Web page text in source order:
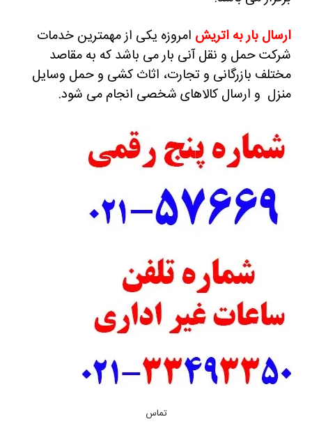
ارسال بار به اتریش امروزه یکی از مهمترین خدمات
شرکت حمل و نقل آنی بار می باشد که به مقاصد
مختلف بازرگانی و تجارت، اثاث کشی و حمل وسایل
منزل و ارسال کالاهای شخصی انجام می شود.
تماس